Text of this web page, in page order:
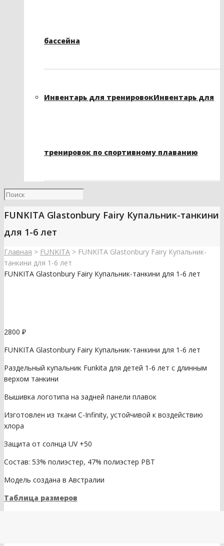
бассейна
Инвентарь для тренировокИнвентарь для
тренировок по спортивному плаванию
FUNKITA Glastonbury Fairy Купальник-танкини
для 1-6 лет
Главная > FUNKITA > FUNKITA Glastonbury Fairy Купальник-
танкини для 1-6 лет
FUNKITA Glastonbury Fairy Купальник-танкини для 1-6 лет
2800 ₽
FUNKITA Glastonbury Fairy Купальник-танкини для 1-6 лет
Раздельный купальник Funkita для детей 1-6 лет с длинным
верхом танкини
Вышивка логотипа на задней панели плавок
Изготовлен из ткани C-Infinity, устойчивой к воздействию
хлора
Защита от солнца UV +50
Состав: 53% полиэстер, 47% полиэстер PBT
Модель создана в Австралии
Таблица размеров